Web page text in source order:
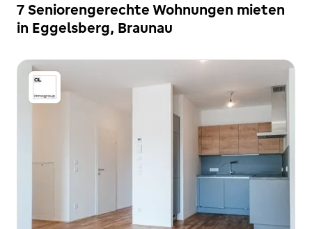
7 Seniorengerechte Wohnungen mieten
in Eggelsberg, Braunau